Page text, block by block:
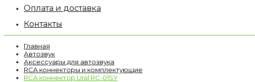
Оплата и доставка
Контакты
Главная
Автозвук
Аксессуары для автозвука
RCA коннекторы и комплектующие
RCA коннектор Ural RC-01SY